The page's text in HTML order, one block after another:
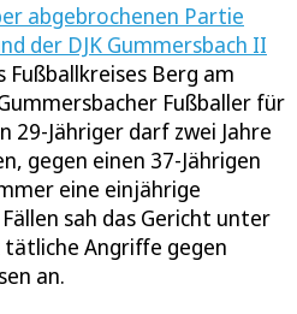
abgebrochenen Partie
der DJK Gummersbach II
Berg am
Fußballer für
29-Jähriger darf zwei Jahre
gegen einen 37-Jährigen
eine einjährige
sah das Gericht unter
Angriffe gegen
an.